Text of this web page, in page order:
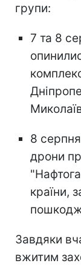
групи:
7 та 8
8
дрони
країни,
Завдяки
вжитим